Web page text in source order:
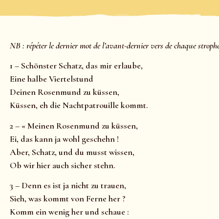
NB : répéter le dernier mot de l’avant-dernier vers de chaque
1 – Schönster Schatz, das mir erlaube,
Eine halbe Viertelstund
Deinen Rosenmund zu küssen,
Küssen, eh die Nachtpatrouille kommt.
2 – « Meinen Rosenmund zu küssen,
Ei, das kann ja wohl geschehn !
Aber, Schatz, und du musst wissen,
Ob wir hier auch sicher stehn.
3 – Denn es ist ja nicht zu trauen,
Sieh, was kommt von Ferne her ?
Komm ein wenig her und schaue :